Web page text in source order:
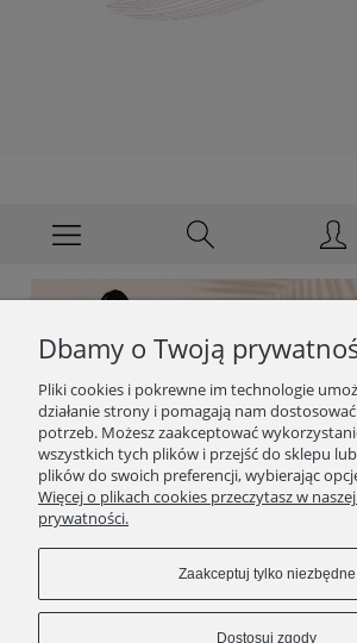
Dbamy o Twoją
Pliki cookies i pokrewne im technologie
działanie strony i pomagają nam
potrzeb. Możesz zaakceptować
wszystkich tych plików i przejść do sklepu
plików do swoich preferencji, wybierając
Więcej o plikach cookies przeczytasz w
prywatności.
Zaakceptuj tylko niezbędne
Dostosuj zgody